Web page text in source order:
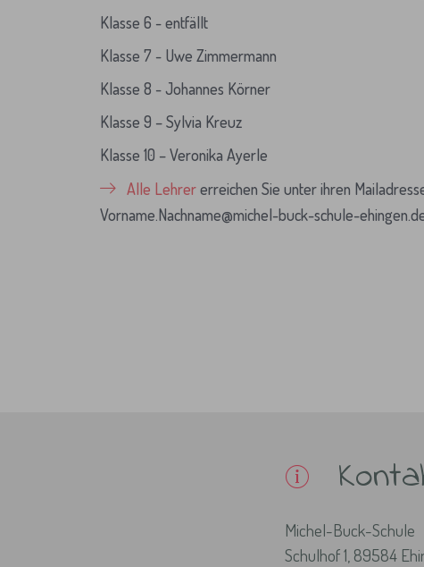
Klasse 6 - entfällt
Klasse 7 - Uwe Zimmermann
Klasse 8 - Johannes Körner
Klasse 9 – Sylvia Kreuz
Klasse 10 – Veronika Ayerle
Alle Lehrererreichen Sie unter ihren
Vorname.Nachname@michel-buck-schule-
Michel-Buck-Schule
Schulhof 1, 89584